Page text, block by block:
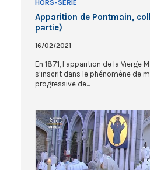
HORS-SÉRIE
Apparition de Pontmain,
partie)
16/02/2021
En 1871, l’apparition de la Vierge
s’inscrit dans le phénomène de
progressive de...